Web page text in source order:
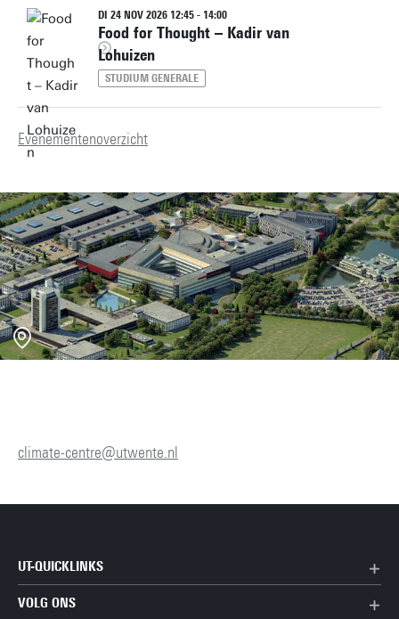
DI 24 NOV 2026 12:45 - 14:00
Food for Thought – Kadir van
Lohuizen
STUDIUM GENERALE
Evenementenoverzicht
climate-centre@utwente.nl
UT-QUICKLINKS
VOLG ONS